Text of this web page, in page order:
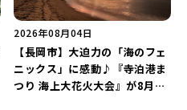
2026年08月04日
【長岡市】大迫力の「海のフェ
ニックス」に感動♪『寺泊港ま
つり 海上大花火大会』が8月7